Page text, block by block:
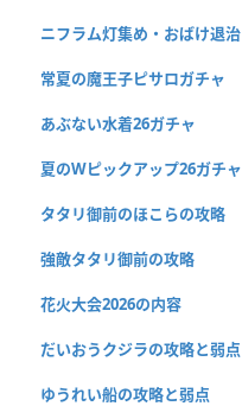
ニフラム灯集め・おばけ退治
常夏の魔王子ピサロガチャ
あぶない水着26ガチャ
夏のWピックアップ26ガチャ
タタリ御前のほこらの攻略
強敵タタリ御前の攻略
花火大会2026の内容
だいおうクジラの攻略と弱点
ゆうれい船の攻略と弱点